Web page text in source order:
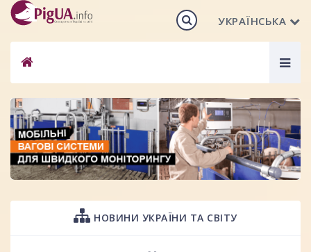
УКРАЇНСЬКА
НОВИНИ УКРАЇНИ ТА СВІТУ